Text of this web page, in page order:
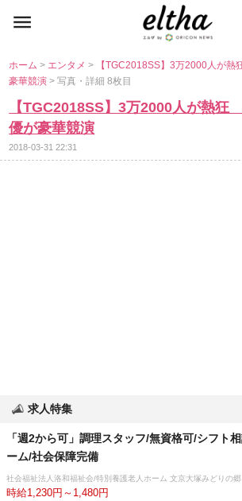
ホーム> エンタメ>
【TGC2018SS】3万2000人が
豪華競演> 写真・詳細 8枚目
【TGC2018SS】3万2000人が熱
優が豪華競演
2018-03-31 22:31
求人特集
「週2から可」調理スタッフ/無資格可/シフト
ーム/社会保障完備
社会福祉法人洛和福祉会/特別養護老人ホーム 文京大塚みどりの郷
時給1,230円～1,480円